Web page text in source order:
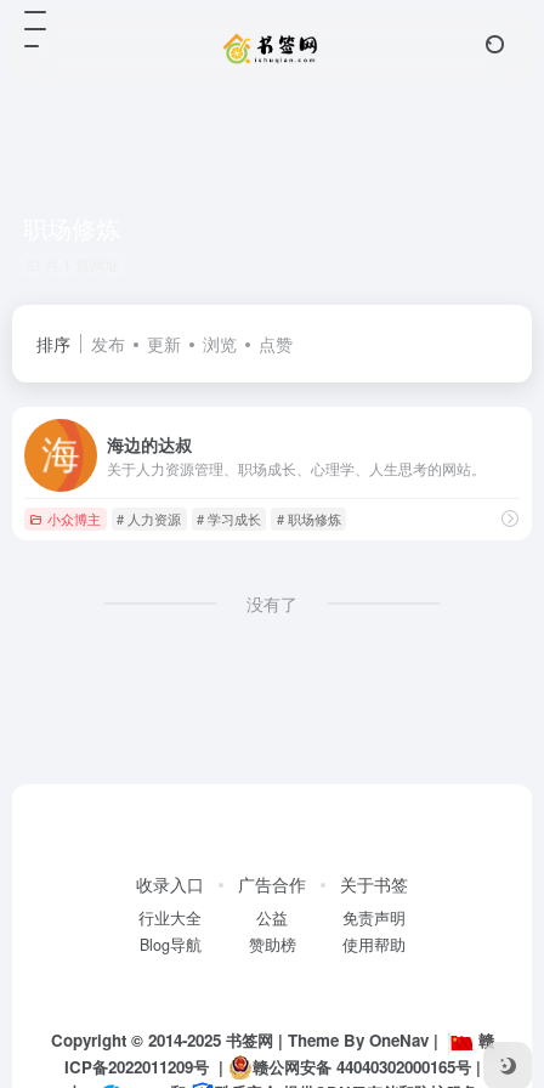
排序 发布 更新 浏览 点赞
海边的达叔
关于人力资源管理、职场成长、心理学、人生思考的网站。
小众博主 # 人力资源 # 学习成长 # 职场修炼
没有了
收录入口
行业大全
Blog导航
广告合作
公益
赞助榜
关于书签
免责声明
使用帮助
Copyright © 2014-2025 书签网 | Theme By OneNav|
赣
ICP备2022011209号| 赣公网安备 44040302000165号|